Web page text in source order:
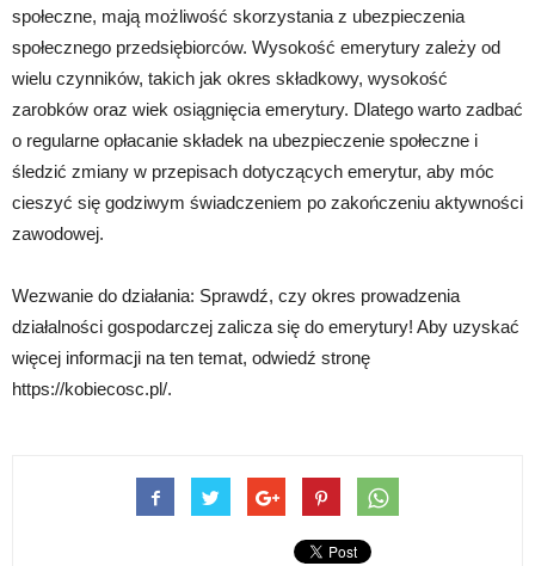
społeczne, mają możliwość skorzystania z ubezpieczenia
społecznego przedsiębiorców. Wysokość emerytury zależy od
wielu czynników, takich jak okres składkowy, wysokość
zarobków oraz wiek osiągnięcia emerytury. Dlatego warto zadbać
o regularne opłacanie składek na ubezpieczenie społeczne i
śledzić zmiany w przepisach dotyczących emerytur, aby móc
cieszyć się godziwym świadczeniem po zakończeniu aktywności
zawodowej.
Wezwanie do działania: Sprawdź, czy okres prowadzenia
działalności gospodarczej zalicza się do emerytury! Aby uzyskać
więcej informacji na ten temat, odwiedź stronę
https://kobiecosc.pl/.